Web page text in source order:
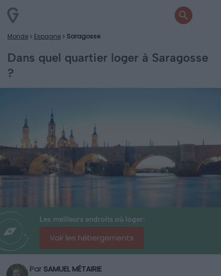
Monde Espagne Saragosse
Dans quel quartier loger à Saragosse
?
Les meilleurs endroits où loger:
Voir les hébergements
Par SAMUEL MÉTAIRIE